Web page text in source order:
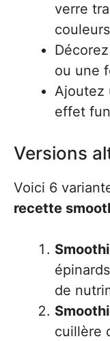
verre
ou une
Ajoutez
effet
Versions
Voici 6
recette
de
cuillère